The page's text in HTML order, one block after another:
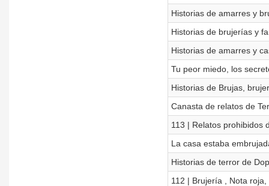
Historias de amarres y
Historias de brujerías y
Historias de amarres y
Tu peor miedo, los
Historias de Brujas,
Canasta de relatos de
113 | Relatos prohibidos
La casa estaba
Historias de terror de
112 | Brujería , Nota